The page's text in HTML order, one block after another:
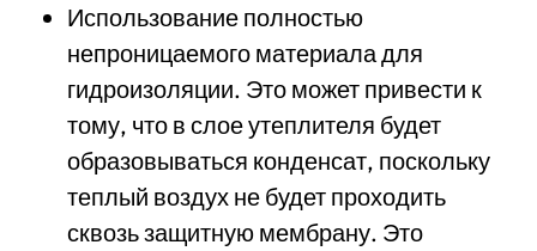
Использование полностью
непроницаемого материала для
гидроизоляции. Это может привести к
тому, что в слое утеплителя будет
образовываться конденсат, поскольку
теплый воздух не будет проходить
сквозь защитную мембрану. Это